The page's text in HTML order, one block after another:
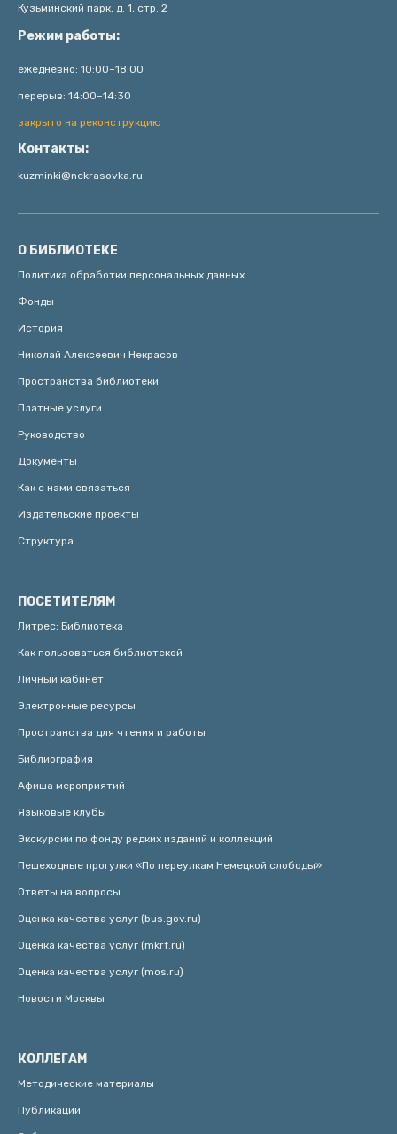
Кузьминский парк, д. 1, стр. 2
Режим работы:
ежедневно: 10:00–18:00
перерыв: 14:00–14:30
закрыто на реконструкцию
Контакты:
kuzminki@nekrasovka.ru
О БИБЛИОТЕКЕ
Политика обработки персональных данных
Фонды
История
Николай Алексеевич Некрасов
Пространства библиотеки
Платные услуги
Руководство
Документы
Как с нами связаться
Издательские проекты
Структура
ПОСЕТИТЕЛЯМ
Литрес: Библиотека
Как пользоваться библиотекой
Личный кабинет
Электронные ресурсы
Пространства для чтения и работы
Библиография
Афиша мероприятий
Языковые клубы
Экскурсии по фонду редких изданий и коллекций
Пешеходные прогулки «По переулкам Немецкой слободы»
Ответы на вопросы
Оценка качества услуг (bus.gov.ru)
Оценка качества услуг (mkrf.ru)
Оценка качества услуг (mos.ru)
Новости Москвы
КОЛЛЕГАМ
Методические материалы
Публикации